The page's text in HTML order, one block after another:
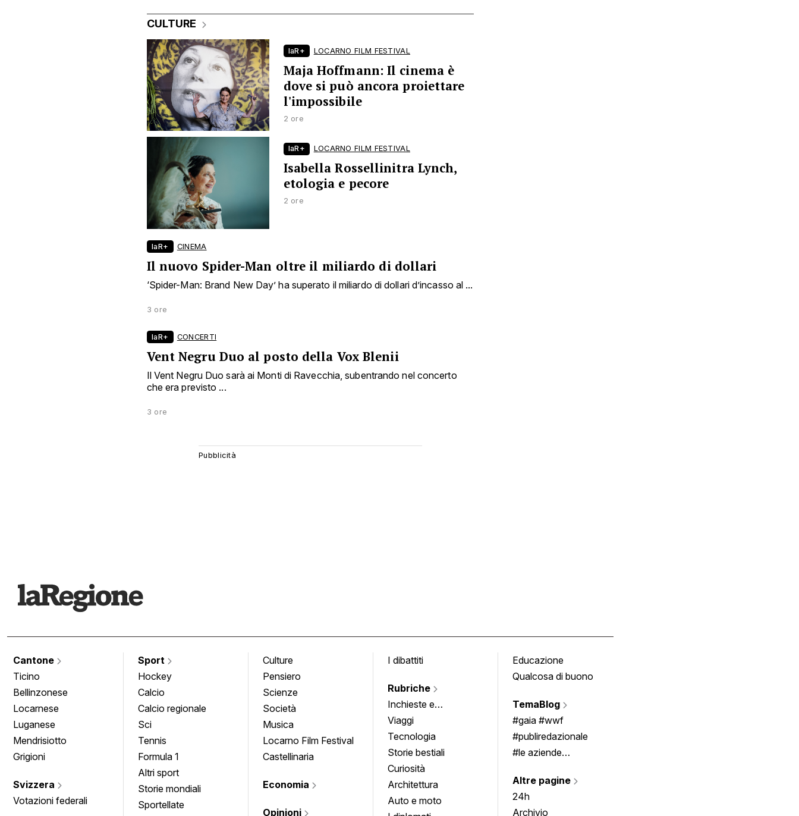
CULTURE
laR+ LOCARNO FILM FESTIVAL
Maja Hoffmann: Il cinema è
dove si può ancora proiettare
l'impossibile
2 ore
laR+ LOCARNO FILM FESTIVAL
Isabella Rossellinitra Lynch,
etologia e pecore
2 ore
laR+ CINEMA
Il nuovo Spider-Man oltre il miliardo di dollari
‘Spider-Man: Brand New Day’ ha superato il miliardo di dollari d’incasso al ...
3 ore
laR+ CONCERTI
Vent Negru Duo al posto della Vox Blenii
Il Vent Negru Duo sarà ai Monti di Ravecchia, subentrando nel concerto
che era previsto ...
3 ore
Cantone
Ticino
Bellinzonese
Locarnese
Luganese
Mendrisiotto
Grigioni
Svizzera
Votazioni federali
Sport
Hockey
Calcio
Calcio regionale
Sci
Tennis
Formula 1
Altri sport
Storie mondiali
Sportellate
Culture
Pensiero
Scienze
Società
Musica
Locarno Film Festival
Castellinaria
Economia
Opinioni
I dibattiti
Rubriche
Inchieste e
approfondimenti
Viaggi
Tecnologia
Storie bestiali
Curiosità
Architettura
Auto e moto
Educazione
Qualcosa di buono
TemaBlog
#gaia #wwf
#publiredazionale
#le aziende
Altre pagine
24h
Archivio